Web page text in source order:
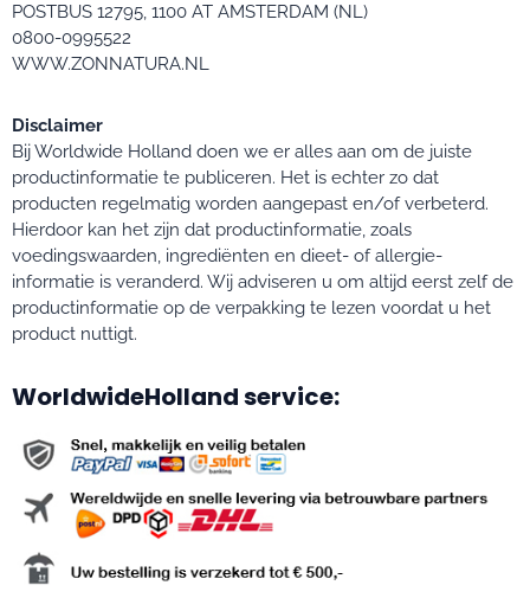
POSTBUS 12795, 1100 AT AMSTERDAM (NL)
0800-0995522
WWW.ZONNATURA.NL
Disclaimer
Bij Worldwide Holland doen we er alles aan om de juiste
productinformatie te publiceren. Het is echter zo dat
producten regelmatig worden aangepast en/of verbeterd.
Hierdoor kan het zijn dat productinformatie, zoals
voedingswaarden, ingrediënten en dieet- of allergie-
informatie is veranderd. Wij adviseren u om altijd eerst zelf de
productinformatie op de verpakking te lezen voordat u het
product nuttigt.
WorldwideHolland service: